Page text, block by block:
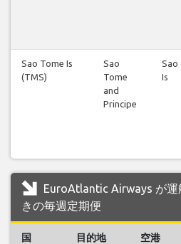
Sao Tome Is
(TMS)
Sao
Tome
and
Principe
Sao
Is
EuroAtlantic Airways が
きの毎週定期便
国 目的地 空港